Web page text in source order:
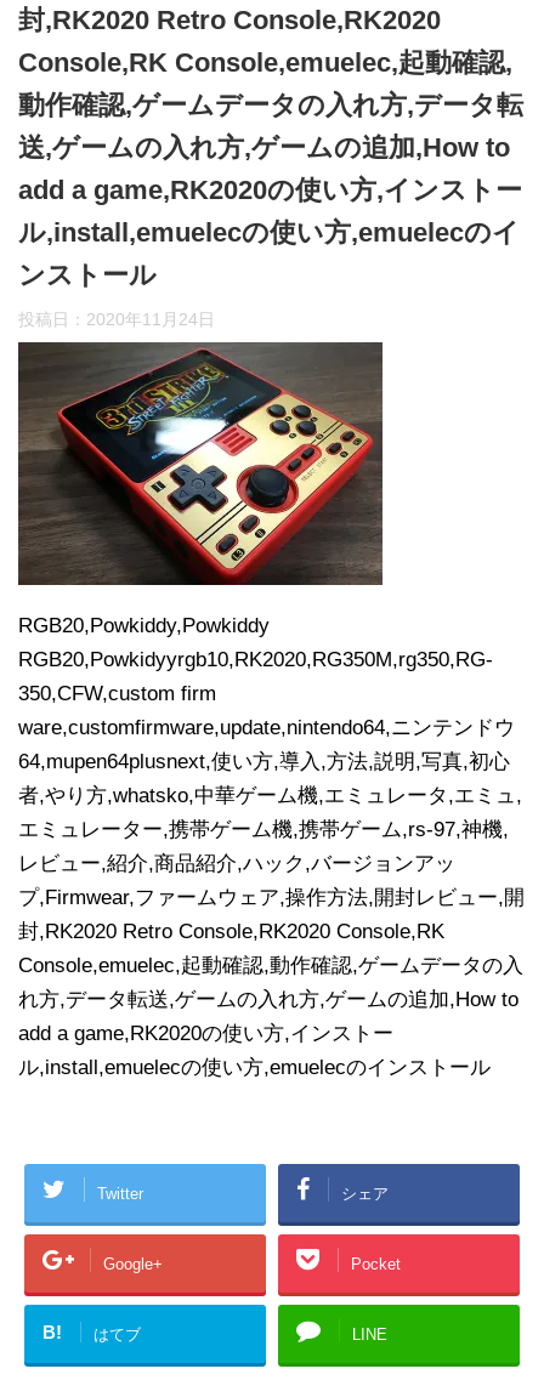
封,RK2020 Retro Console,RK2020
Console,RK Console,emuelec,起動確認,
動作確認,ゲームデータの入れ方,データ転
送,ゲームの入れ方,ゲームの追加,How to
add a game,RK2020の使い方,インストー
ル,install,emuelecの使い方,emuelecのイ
ンストール
投稿日： 2020年11月24日
RGB20,Powkiddy,Powkiddy
RGB20,Powkidyyrgb10,RK2020,RG350M,rg350,RG-
350,CFW,custom firm
ware,customfirmware,update,nintendo64,ニンテンドウ
64,mupen64plusnext,使い方,導入,方法,説明,写真,初心
者,やり方,whatsko,中華ゲーム機,エミュレータ,エミュ,
エミュレーター,携帯ゲーム機,携帯ゲーム,rs-97,神機,
レビュー,紹介,商品紹介,ハック,バージョンアッ
プ,Firmwear,ファームウェア,操作方法,開封レビュー,開
封,RK2020 Retro Console,RK2020 Console,RK
Console,emuelec,起動確認,動作確認,ゲームデータの入
れ方,データ転送,ゲームの入れ方,ゲームの追加,How to
add a game,RK2020の使い方,インストー
ル,install,emuelecの使い方,emuelecのインストール
Twitter シェア
Google+ Pocket
B! はてブ LINE